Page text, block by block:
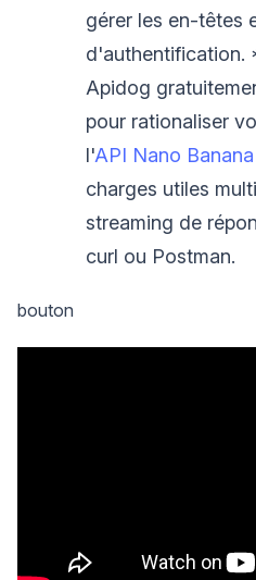
gérer les en-têtes
d'authentification.
Apidog
pour rationaliser
l'API Nano
charges utiles
streaming de
curl ou Postman.
bouton